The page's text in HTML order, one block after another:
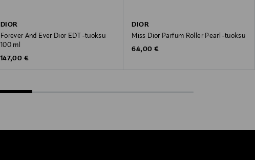
DIOR
Forever And Ever Dior EDT -tuoksu
100 ml
Original Price
147,00 €
DIOR
Miss Dior Parfum Roller Pearl -tuoksu
Original Price
64,00 €